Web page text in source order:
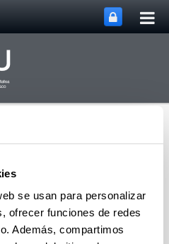
se usan para personalizar
ofrecer funciones de redes
Además, compartimos
Menú